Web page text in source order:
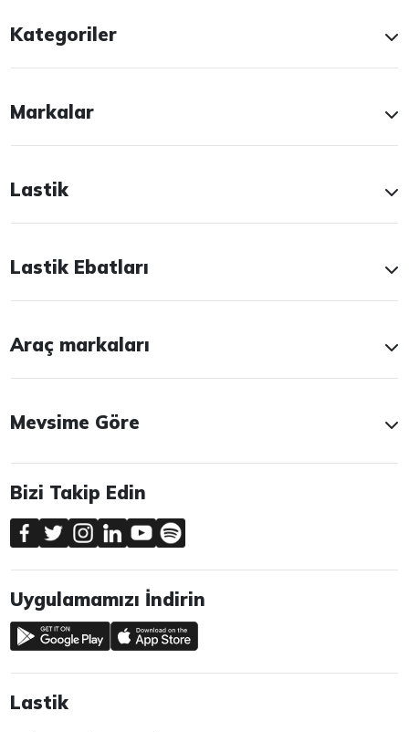
Kategoriler
Markalar
Lastik
Lastik Ebatları
Araç markaları
Mevsime Göre
Bizi Takip Edin
Uygulamamızı İndirin
Lastik